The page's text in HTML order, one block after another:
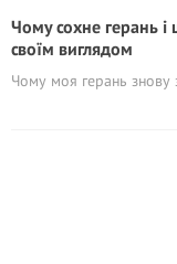
Чому сохне герань і
своїм виглядом
Чому моя герань знову